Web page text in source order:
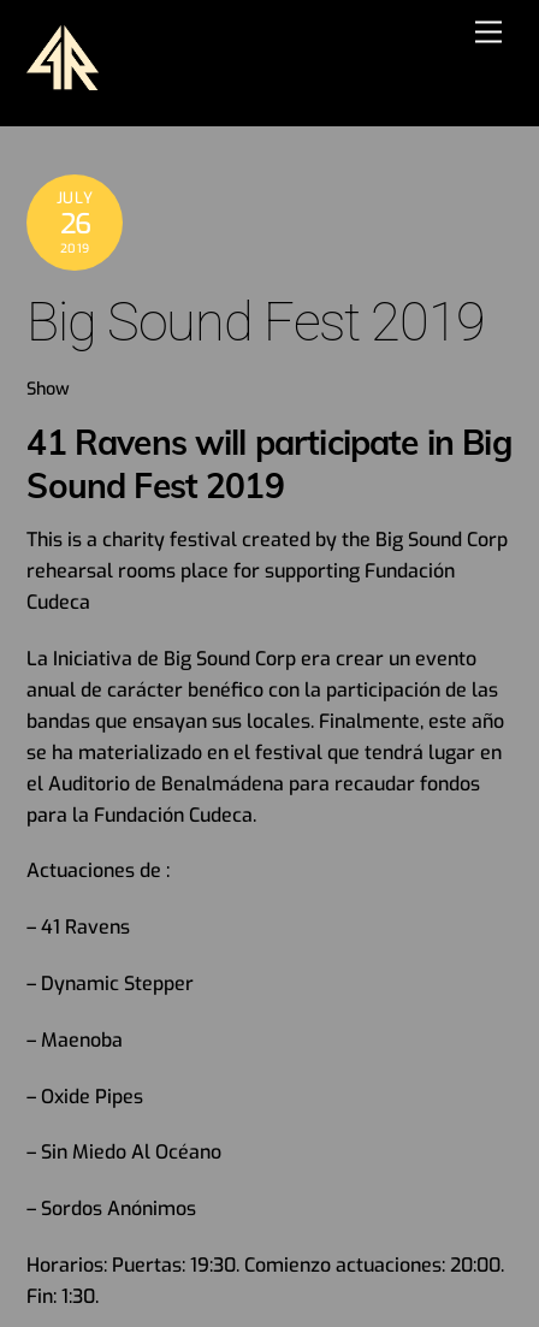
content
JULY
26
2019
Big Sound Fest 2019
Show
41 Ravens will participate in Big
Sound Fest 2019
This is a charity festival created by the Big Sound Corp
rehearsal rooms place for supporting Fundación
Cudeca
La Iniciativa de Big Sound Corp era crear un evento
anual de carácter benéfico con la participación de las
bandas que ensayan sus locales. Finalmente, este año
se ha materializado en el festival que tendrá lugar en
el Auditorio de Benalmádena para recaudar fondos
para la Fundación Cudeca.
Actuaciones de :
– 41 Ravens
– Dynamic Stepper
– Maenoba
– Oxide Pipes
– Sin Miedo Al Océano
– Sordos Anónimos
Horarios: Puertas: 19:30. Comienzo actuaciones: 20:00.
Fin: 1:30.